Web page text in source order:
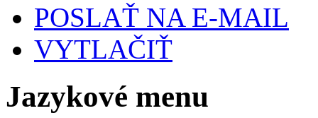
POSLAŤ NA E-MAIL
VYTLAČIŤ
Jazykové menu